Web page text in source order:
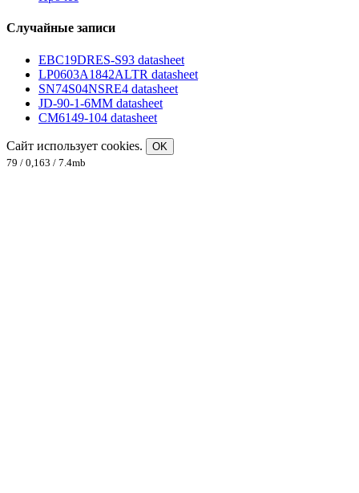
Случайные записи
EBC19DRES-S93 datasheet
LP0603A1842ALTR datasheet
SN74S04NSRE4 datasheet
JD-90-1-6MM datasheet
CM6149-104 datasheet
Сайт использует cookies.
OK
79 / 0,163 / 7.4mb